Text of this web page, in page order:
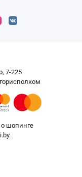
7-225
о шопинге